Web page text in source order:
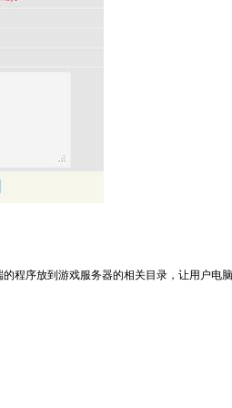
程序放到游戏服务器的相关目录，让用户电脑